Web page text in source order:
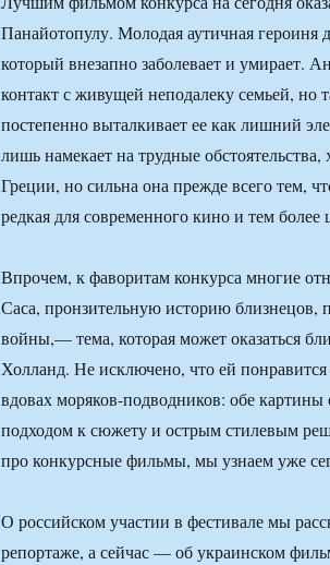
Панайотопулу. Молодая аутичная
который внезапно заболевает и умирает.
контакт с живущей неподалеку семьей, но
постепенно выталкивает ее как лишний
лишь намекает на трудные
Греции, но сильна она прежде всего тем,
редкая для современного кино и тем более
Впрочем, к фаворитам конкурса многие
Саса, пронзительную историю
войны,— тема, которая может оказаться
Холланд. Не исключено, что ей
вдовах моряков-подводников: обе
подходом к сюжету и острым стилевым
про конкурсные фильмы, мы узнаем уже
О российском участии в фестивале мы
репортаже, а сейчас — об украинском